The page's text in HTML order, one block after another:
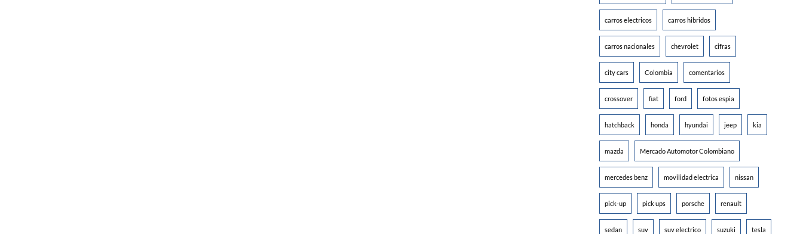
carros electricos carros hibridos
carros nacionales chevrolet cifras
city cars Colombia comentarios
crossover fiat ford fotos espia
hatchback honda hyundai jeep kia
mazda Mercado Automotor Colombiano
mercedes benz movilidad electrica nissan
pick-up pick ups porsche renault
sedan suv suv electrico suzuki tesla